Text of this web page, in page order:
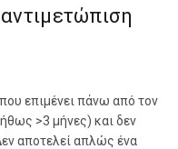
επιμένει πάνω από τον
>3 μήνες) και δεν
αποτελεί απλώς ένα